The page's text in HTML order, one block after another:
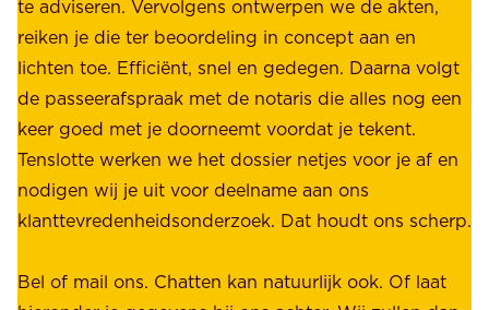
d
e
n
r
u
s
t
b
r
o
n
z
e
s
t
a
e
te adviseren. Vervolgens ontwerpen we de akten,
reiken je die ter beoordeling in concept aan en
lichten toe. Efficiënt, snel en gedegen. Daarna volgt
de passeerafspraak met de notaris die alles nog een
keer goed met je doorneemt voordat je tekent.
Tenslotte werken we het dossier netjes voor je af en
nodigen wij je uit voor deelname aan ons
klanttevredenheidsonderzoek. Dat houdt ons scherp.
Bel of mail ons. Chatten kan natuurlijk ook. Of laat